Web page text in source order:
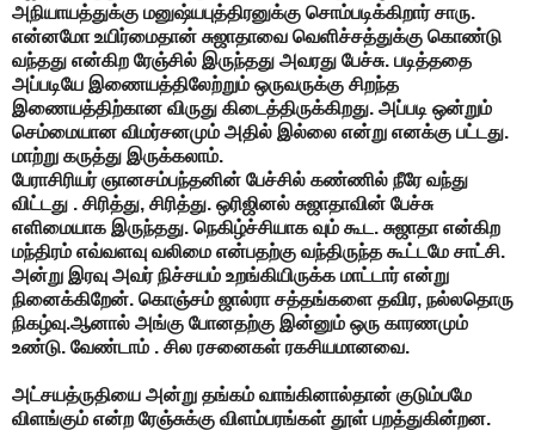
அநியாயத்துக்கு மனுஷ்யபுத்திரனுக்கு சொம்படிக்கிறார் சாரு.
என்னமோ உயிர்மைதான் சுஜாதாவை வெளிச்சத்துக்கு கொண்டு
வந்தது என்கிற ரேஞ்சில் இருந்தது அவரது பேச்சு. படித்ததை
அப்படியே இணையத்திலேற்றும் ஒருவருக்கு சிறந்த
இணையத்திற்கான விருது கிடைத்திருக்கிறது. அப்படி ஒன்றும்
செம்மையான விமர்சனமும் அதில் இல்லை என்று எனக்கு பட்டது.
மாற்று கருத்து இருக்கலாம்.
பேராசிரியர் ஞானசம்பந்தனின் பேச்சில் கண்ணில் நீரே வந்து
விட்டது . சிரித்து, சிரித்து. ஒரிஜினல் சுஜாதாவின் பேச்சு
எளிமையாக இருந்தது. நெகிழ்ச்சியாக வும் கூட. சுஜாதா என்கிற
மந்திரம் எவ்வளவு வலிமை என்பதற்கு வந்திருந்த கூட்டமே சாட்சி.
அன்று இரவு அவர் நிச்சயம் உறங்கியிருக்க மாட்டார் என்று
நினைக்கிறேன். கொஞ்சம் ஜால்ரா சத்தங்களை தவிர, நல்லதொரு
நிகழ்வு.ஆனால் அங்கு போனதற்கு இன்னும் ஒரு காரணமும்
உண்டு. வேண்டாம் . சில ரசனைகள் ரகசியமானவை.
அட்சயத்ருதியை அன்று தங்கம் வாங்கினால்தான் குடும்பமே
விளங்கும் என்ற ரேஞ்சுக்கு விளம்பரங்கள் தூள் பறத்துகின்றன.